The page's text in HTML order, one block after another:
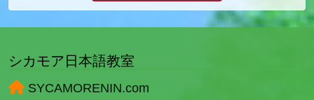
シカモア日本語教室
SYCAMORENIN.com